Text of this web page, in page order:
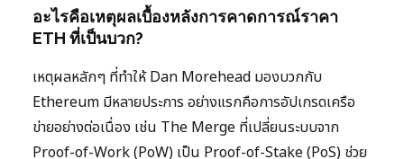
อะไรคือเหตุผลเบื้องหลังการคาดการณ์ราคา
ETH ที่เป็นบวก?
เหตุผลหลักๆ ที่ทำให้ Dan Morehead มองบวกกับ
Ethereum มีหลายประการ อย่างแรกคือการอัปเกรดเครือ
ข่ายอย่างต่อเนื่อง เช่น The Merge ที่เปลี่ยนระบบจาก
Proof-of-Work (PoW) เป็น Proof-of-Stake (PoS) ช่วย